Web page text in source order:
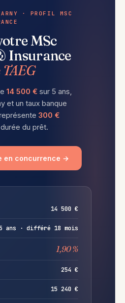
· PROFIL MSC
MSc
Insurance
14 500 € sur 5 ans,
et un taux banque
300 €
du prêt.
en concurrence →
14 500 €
ans · différé 18 mois
1,90 %
254 €
15 240 €